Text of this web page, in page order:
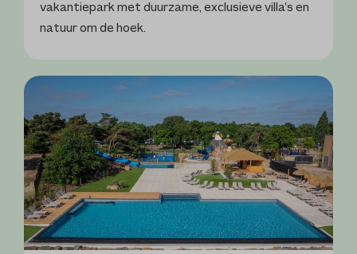
vakantiepark met duurzame, exclusieve villa’s en
natuur om de hoek.